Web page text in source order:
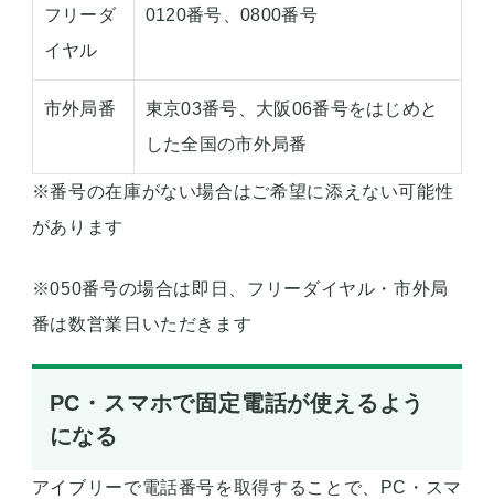
フリーダ
イヤル
0120番号、0800番号
市外局番
東京03番号、大阪06番号をはじめと
した全国の市外局番
※番号の在庫がない場合はご希望に添えない可能性
があります
※050番号の場合は即日、フリーダイヤル・市外局
番は数営業日いただきます
PC・スマホで固定電話が使えるよう
になる
アイブリーで電話番号を取得することで、PC・スマ